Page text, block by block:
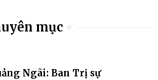
mục
Ngãi: Ban Trị sự